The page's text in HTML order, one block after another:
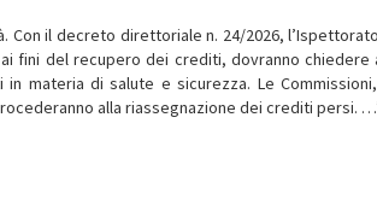
il decreto direttoriale n. 24/2026,
fini del recupero dei crediti, dovranno chiedere
materia di salute e sicurezza. Le
alla riassegnazione dei crediti persi.